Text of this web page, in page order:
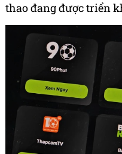
thao đang được triển